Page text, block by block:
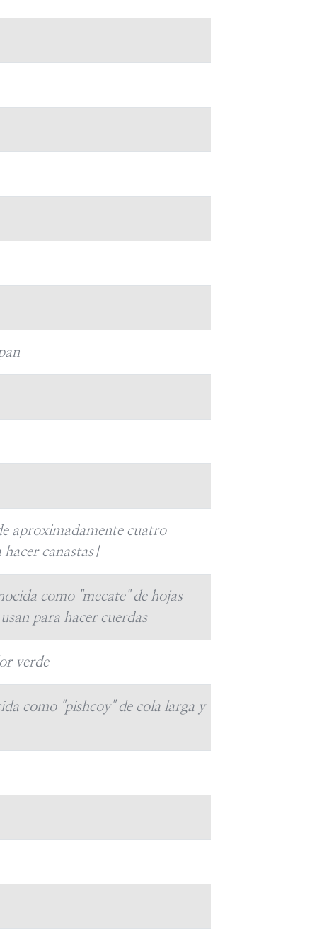
aproximadamente cuatro
hacer canastas|
como "mecate" de hojas
para hacer cuerdas
verde
como "pishcoy" de cola larga y